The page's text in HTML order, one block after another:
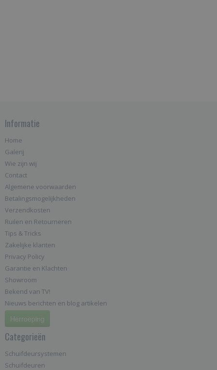
Informatie
Home
Galerij
Wie zijn wij
Contact
Algemene voorwaarden
Betalingsmogelijkheden
Verzendkosten
Ruilen en Retourneren
Tips & Tricks
Zakelijke klanten
Privacy Policy
Garantie en Klachten
Showroom
Bekend van TV!
Nieuws berichten en blog artikelen
Herroeping
Categorieën
Schuifdeursystemen
Schuifdeuren